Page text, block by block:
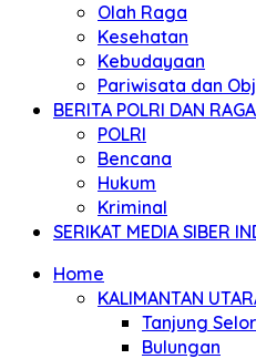
Olah Raga
Kesehatan
Kebudayaan
Pariwisata dan
BERITA POLRI DAN
POLRI
Bencana
Hukum
Kriminal
SERIKAT MEDIA SIBER
Home
KALIMANTAN
Tanjung Selor
Bulungan